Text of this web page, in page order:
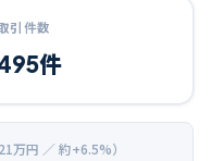
引件数
件
万円 ／ 約+6.5%）